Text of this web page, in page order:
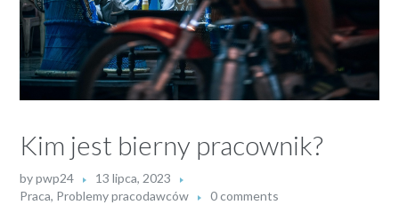
Kim jest bierny pracownik?
bypwp24
13 lipca, 2023
Praca, Problemy pracodawców 0 comments